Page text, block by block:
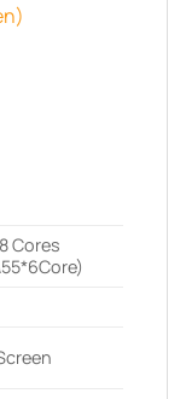
Cores